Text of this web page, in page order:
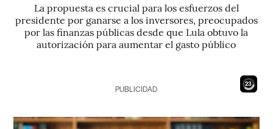
La propuesta es crucial para los esfuerzos del
presidente por ganarse a los inversores, preocupados
por las finanzas públicas desde que Lula obtuvo la
autorización para aumentar el gasto público
21
PUBLICIDAD